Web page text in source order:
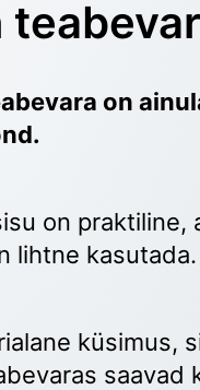
on
on
lihtne kasutada.
küsimus,
saavad